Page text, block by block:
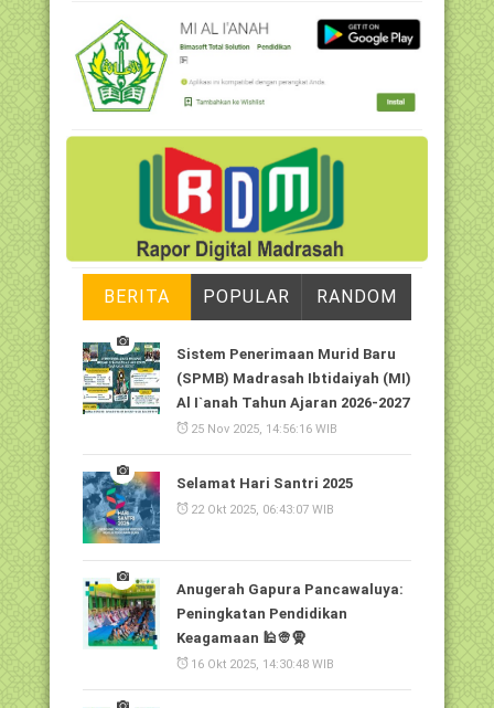
BERITA POPULAR RANDOM
Sistem Penerimaan Murid Baru
(SPMB) Madrasah Ibtidaiyah (MI)
Al I`anah Tahun Ajaran 2026-2027
25 Nov 2025, 14:56:16 WIB
Selamat Hari Santri 2025
22 Okt 2025, 06:43:07 WIB
Anugerah Gapura Pancawaluya:
Peningkatan Pendidikan
Keagamaan 🕌👳🧕
16 Okt 2025, 14:30:48 WIB